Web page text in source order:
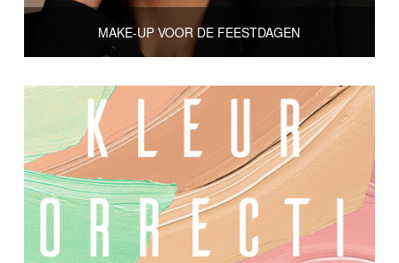
MAKE-UP VOOR DE FEESTDAGEN